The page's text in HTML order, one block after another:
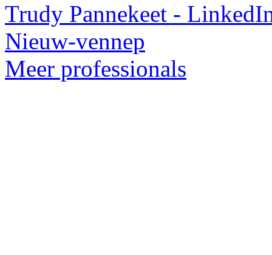
Trudy Pannekeet -
Nieuw-vennep
Meer professionals